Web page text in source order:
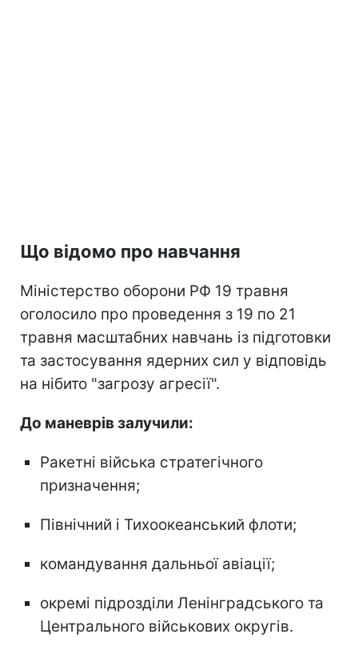
Що відомо про навчання
Міністерство оборони РФ 19 травня
оголосило про проведення з 19 по 21
травня масштабних навчань із підготовки
та застосування ядерних сил у відповідь
на нібито "загрозу агресії".
До маневрів залучили:
Ракетні війська стратегічного
призначення;
Північний і Тихоокеанський флоти;
командування дальньої авіації;
окремі підрозділи Ленінградського та
Центрального військових округів.